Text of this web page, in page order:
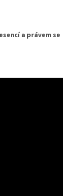
a právem se